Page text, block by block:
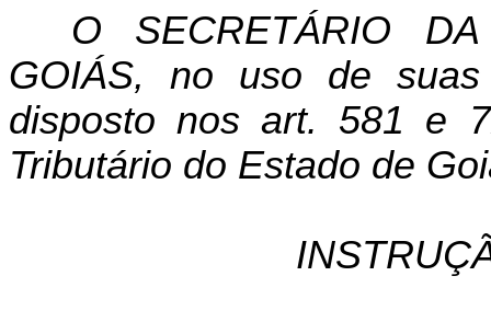
O SECRETÁRIO
GOIÁS, no uso de
disposto nos art. 581 e
Tributário do Estado de